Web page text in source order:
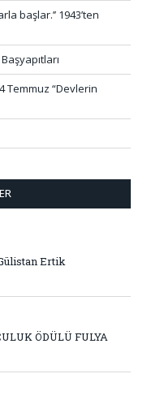
başlar.’’ 1943’ten
Temmuz “Devlerin
Ertik
ÖDÜLÜ FULYA